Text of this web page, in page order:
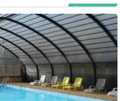
et patrimoine, rien ne vaut
cité, musée… tant de
Tant que vous y êtes,
le fameux gâteau battu,
Vous recherchez une
la Somme, un camping
la région Nord Picardie ?
dans la Somme et trouvez la